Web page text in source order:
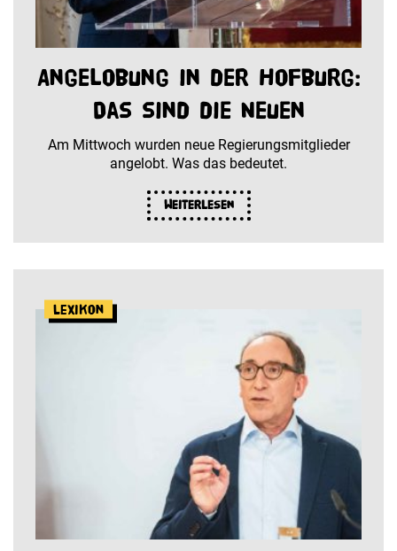
Angelobung in der Hofburg:
Das sind die Neuen
Am Mittwoch wurden neue Regierungsmitglieder
angelobt. Was das bedeutet.
Weiterlesen
Lexikon